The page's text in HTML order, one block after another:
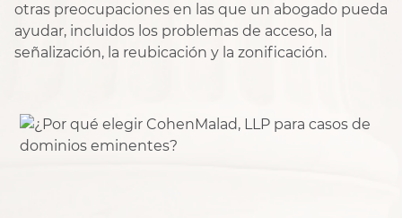
otras preocupaciones en las que un abogado pueda
ayudar, incluidos los problemas de acceso, la
señalización, la reubicación y la zonificación.